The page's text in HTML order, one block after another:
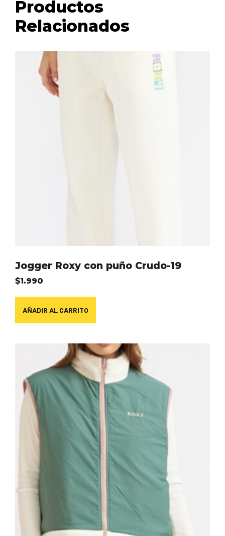
Productos
Relacionados
Jogger Roxy con puño Crudo-19
$1.990
AÑADIR AL CARRITO